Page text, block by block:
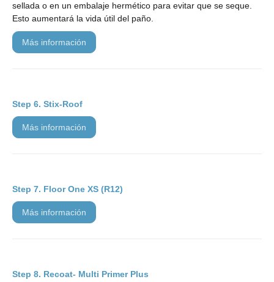
sellada o en un embalaje hermético para evitar que se seque.
Esto aumentará la vida útil del paño.
más información
Stix-Roof
más información
Floor One XS (R12)
más información
Recoat- Multi Primer Plus